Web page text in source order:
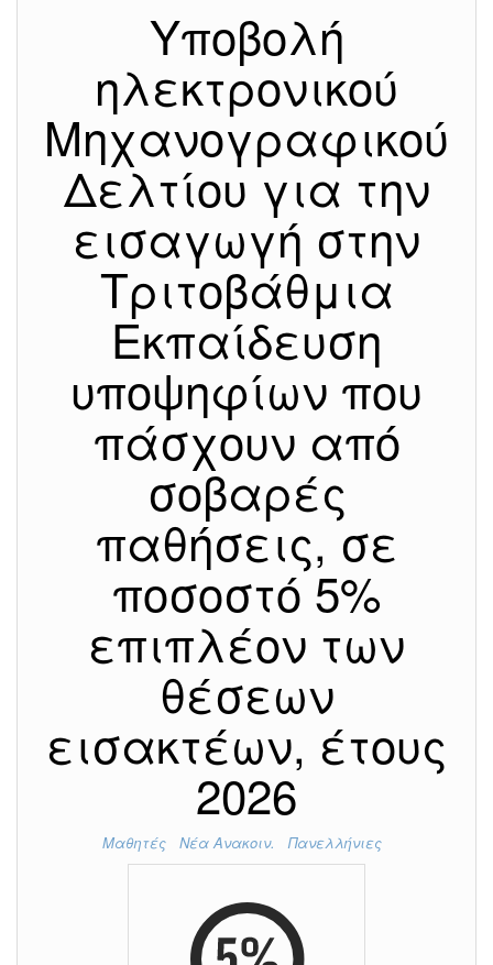
Υποβολή
ηλεκτρονικού
Μηχανογραφικού
Δελτίου για την
εισαγωγή στην
Τριτοβάθμια
Εκπαίδευση
υποψηφίων που
πάσχουν από
σοβαρές
παθήσεις, σε
ποσοστό 5%
επιπλέον των
θέσεων
εισακτέων, έτους
2026
Μαθητές Νέα Ανακοιν. Πανελλήνιες